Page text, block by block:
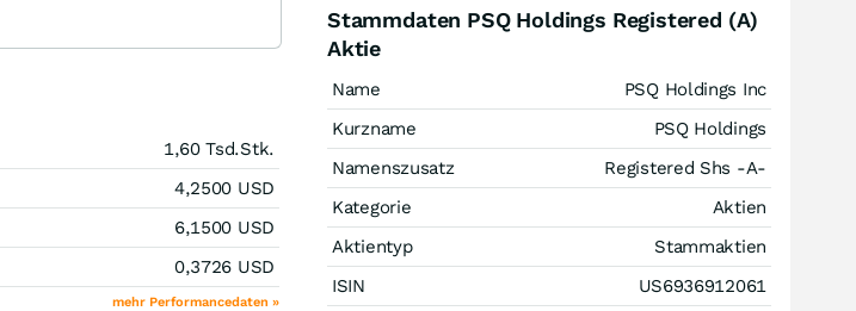
1,60 Tsd.Stk.
4,2500 USD
6,1500 USD
0,3726 USD
mehr Performancedaten »
Stammdaten PSQ Holdings Registered (A)
Aktie
Name
PSQ Holdings Inc
Kurzname
PSQ Holdings
Namenszusatz
Registered Shs -A-
Kategorie
Aktien
Aktientyp
Stammaktien
ISIN
US6936912061